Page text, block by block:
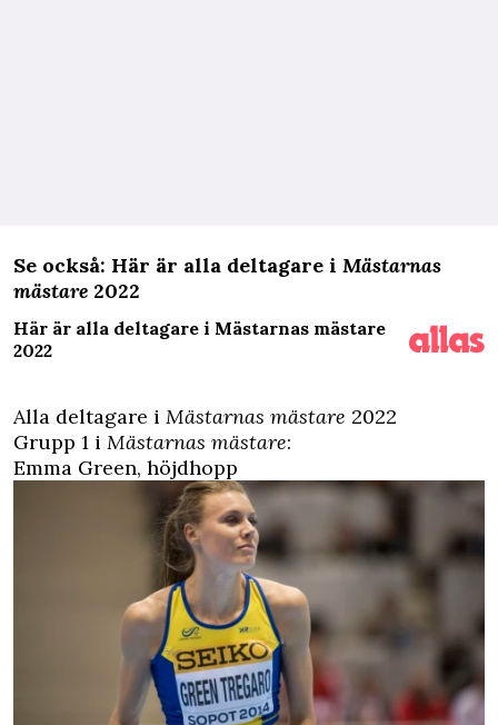
Se också: Här är alla deltagare i Mästarnas
mästare 2022
Här är alla deltagare i Mästarnas mästare
2022
Alla deltagare i Mästarnas mästare 2022
Grupp 1 i Mästarnas mästare:
Emma Green, höjdhopp